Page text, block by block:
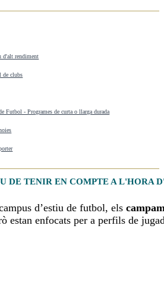
d'alt rendiment
de clubs
Futbol - Programes de curta o llarga durada
DE TENIR EN COMPTE A L'HORA
d’estiu de futbol, ​​els
estan enfocats per a perfils de